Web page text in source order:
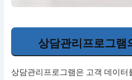
상담관리프로그램
상담관리프로그램은 고객 데이